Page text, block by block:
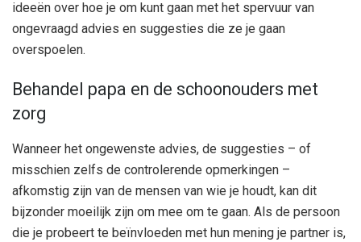
ideeën over hoe je om kunt gaan met het spervuur ​​​​van
ongevraagd advies en suggesties die ze je gaan
overspoelen.
Behandel papa en de schoonouders met
zorg
Wanneer het ongewenste advies, de suggesties – of
misschien zelfs de controlerende opmerkingen –
afkomstig zijn van de mensen van wie je houdt, kan dit
bijzonder moeilijk zijn om mee om te gaan. Als de persoon
die je probeert te beïnvloeden met hun mening je partner is,